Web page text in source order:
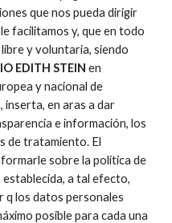
que nos pueda dirigir
facilitamos y, que en todo
y voluntaria, siendo
EDITH STEIN en
y nacional de
en aras a dar
e información, los
de tratamiento. El
sobre la política de
a tal efecto,
q los datos personales
posible para cada una